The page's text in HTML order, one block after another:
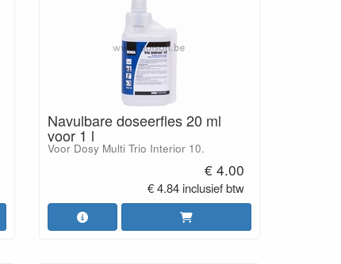
Navulbare doseerfles 20 ml
voor 1 l
Voor Dosy Multi Trio Interior 10.
€ 4.00
€ 4.84 inclusief btw